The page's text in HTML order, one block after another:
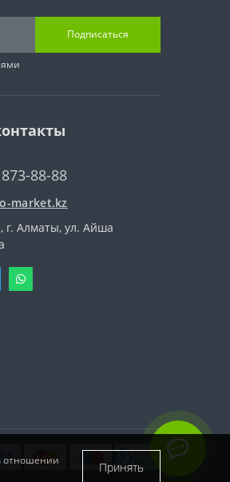
Подписаться
88-88
market.kz
г. Алматы, ул. Айша
отношении
Принять